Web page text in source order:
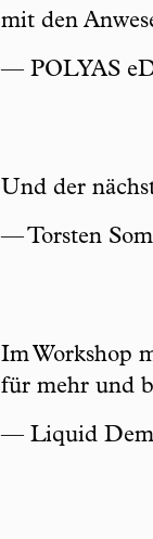
mit den
— POLYAS
Und der
— Torsten
Im Workshop
für mehr und
— Liquid